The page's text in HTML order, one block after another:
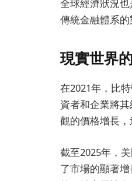
全球經濟狀況
傳統金融體系的
現實世界
在2021年，比
資者和企業將
觀的價格增長，
截至2025年，
了市場的顯著